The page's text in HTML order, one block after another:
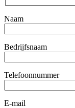
Naam
Bedrijfsnaam
Telefoonnummer
E-mail